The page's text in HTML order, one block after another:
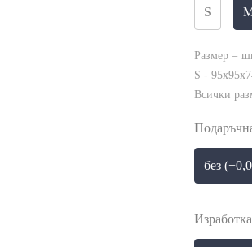
S
Размер =
S -
Всички
без
Изработка